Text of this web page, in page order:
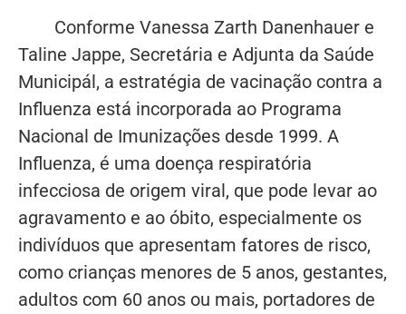
Conforme Vanessa Zarth Danenhauer e
Taline Jappe, Secretária e Adjunta da Saúde
Municipál, a estratégia de vacinação contra a
Influenza está incorporada ao Programa
Nacional de Imunizações desde 1999. A
Influenza, é uma doença respiratória
infecciosa de origem viral, que pode levar ao
agravamento e ao óbito, especialmente os
indivíduos que apresentam fatores de risco,
como crianças menores de 5 anos, gestantes,
adultos com 60 anos ou mais, portadores de